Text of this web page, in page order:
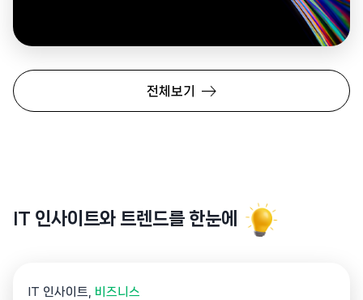
전체보기
IT 인사이트와 트렌드를 한눈에
IT 인사이트 비즈니스